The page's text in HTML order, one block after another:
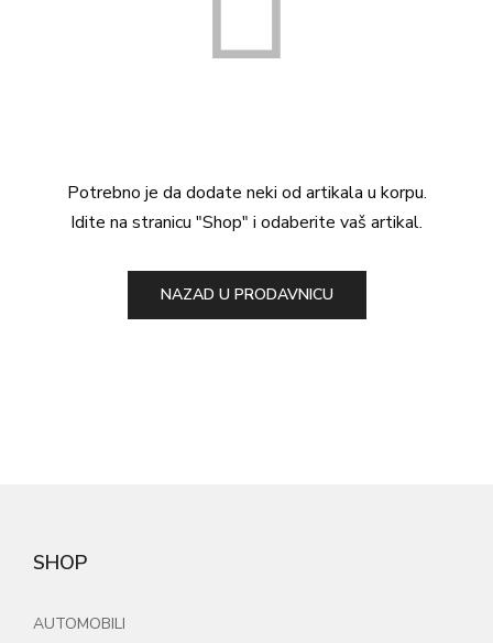
Potrebno je da dodate neki od artikala u korpu.
Idite na stranicu "Shop" i odaberite vaš artikal.
NAZAD U PRODAVNICU
SHOP
AUTOMOBILI